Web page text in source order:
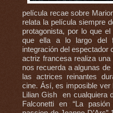
película recae sobre
relata la película siempre
protagonista, por lo que
que ella a lo largo del
integración del espectador
actriz francesa realiza
nos recuerda a algunas
las actrices reinantes
cine. Ásí, es imposible
Lilian Gish en cualquiera
Falconetti en “La